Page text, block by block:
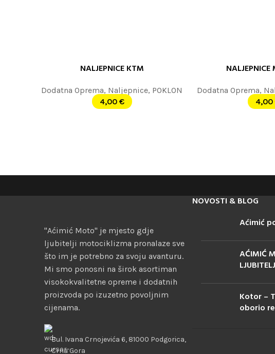
PROČITAJTE JOŠNALJEPNICE KTM
Dodatna Oprema, Naljepnice, POKLON
4,00 €
PROČITAJTE JOŠ
Dodatna Oprema,
4,00
"Aćimić Moto" je mjesto gdje
ljubitelji motociklizma pronalaze sve
što im je potrebno za svoju avanturu.
Mi smo ponosni na širok asortiman
visokokvalitetne opreme i dodatnih
proizvoda po izuzetno povoljnim
cijenama.
Bul. Ivana Crnojevića 6, 81000 Podgorica,
Crna Gora
NOVOSTI & BLOG
Aćimić
AĆIMIĆ
Kotor –
oborio